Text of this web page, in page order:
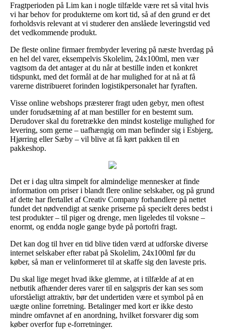
Fragtperioden på Lim kan i nogle tilfælde være ret så vital hvis
vi har behov for produkterne om kort tid, så af den grund er det
forholdsvis relevant at vi studerer den anslåede leveringstid ved
det vedkommende produkt.
De fleste online firmaer frembyder levering på næste hverdag på
en hel del varer, eksempelvis Skolelim, 24x100ml, men vær
vagtsom da det antager at du når at bestille inden et konkret
tidspunkt, med det formål at de har mulighed for at nå at få
varerne distribueret forinden logistikpersonalet har fyraften.
Visse online webshops præsterer fragt uden gebyr, men oftest
under forudsætning af at man bestiller for en bestemt sum.
Derudover skal du foretrække den mindst kostelige mulighed for
levering, som gerne – uafhængig om man befinder sig i Esbjerg,
Hjørring eller Sæby – vil blive at få kørt pakken til en
pakkeshop.
Det er i dag ultra simpelt for almindelige mennesker at finde
information om priser i blandt flere online selskaber, og på grund
af dette har flertallet af Creativ Company forhandlere på nettet
fundet det nødvendigt at sænke priserne på specielt deres bedst i
test produkter – til piger og drenge, men ligeledes til voksne –
enormt, og endda nogle gange byde på portofri fragt.
Det kan dog til hver en tid blive tiden værd at udforske diverse
internet selskaber efter rabat på Skolelim, 24x100ml før du
køber, så man er velinformeret til at skaffe sig den laveste pris.
Du skal lige meget hvad ikke glemme, at i tilfælde af at en
netbutik afhænder deres varer til en salgspris der kan ses som
uforståeligt attraktiv, bør det undertiden være et symbol på en
uægte online forretning. Betalinger med kort er ikke desto
mindre omfavnet af en anordning, hvilket forsvarer dig som
køber overfor fup e-forretninger.